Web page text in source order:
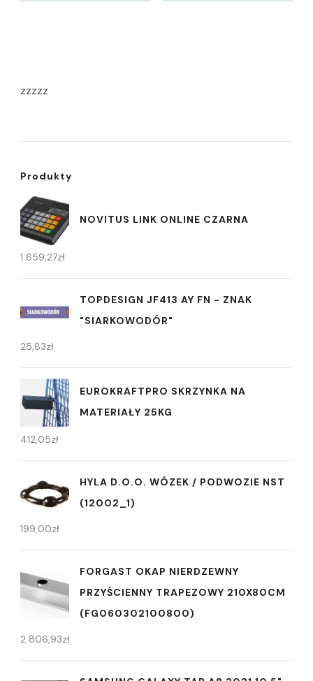
zzzzz
Produkty
NOVITUS LINK ONLINE CZARNA
1 659,27zł
TOPDESIGN JF413 AY FN - ZNAK
"SIARKOWODÓR"
25,83zł
EUROKRAFTPRO SKRZYNKA NA
MATERIAŁY 25KG
412,05zł
HYLA D.O.O. WÓZEK / PODWOZIE NST
(12002_1)
199,00zł
FORGAST OKAP NIERDZEWNY
PRZYŚCIENNY TRAPEZOWY 210X80CM
(FG060302100800)
2 806,93zł